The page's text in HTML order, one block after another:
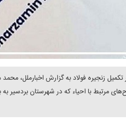
زنجیره فولاد به گزارش اخبارملل،
مرتبط با احیاء که در شهرستان بردسیر